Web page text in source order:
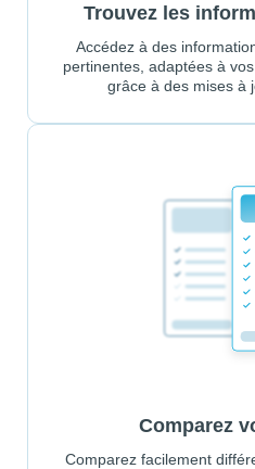
Trouvez les
Accédez à des
pertinentes, adaptées à
grâce à des mises à
Comparez
Comparez facilement